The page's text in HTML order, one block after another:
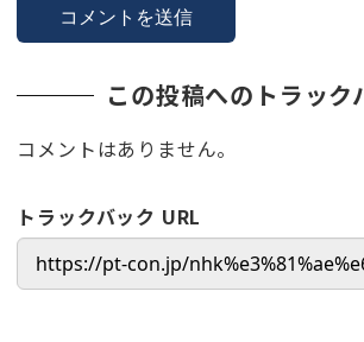
この投稿へのトラック
コメントはありません。
トラックバック URL